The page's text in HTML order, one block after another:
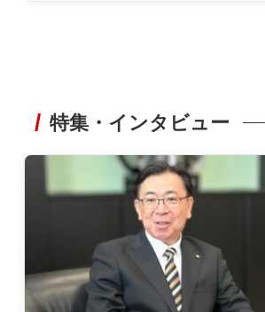
特集・インタビュー